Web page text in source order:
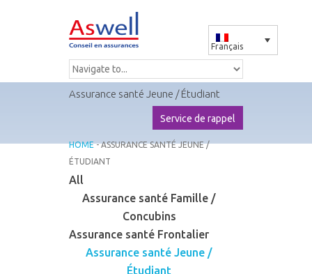
Français
Assurance santé Jeune / Étudiant
Service de rappel
HOME- ASSURANCE SANTÉ JEUNE /
ÉTUDIANT
All
Assurance santé Famille /
Concubins
Assurance santé Frontalier
Assurance santé Jeune /
Étudiant